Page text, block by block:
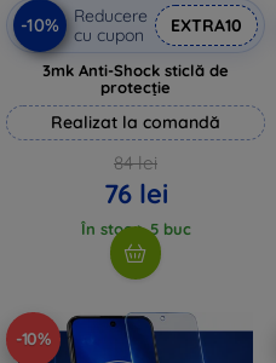
-10%
Reducere
cu cupon
EXTRA10
3mk Anti-Shock sticlă de
protecție
Realizat la comandă
84 lei
76 lei
În stoc > 5 buc
-10%